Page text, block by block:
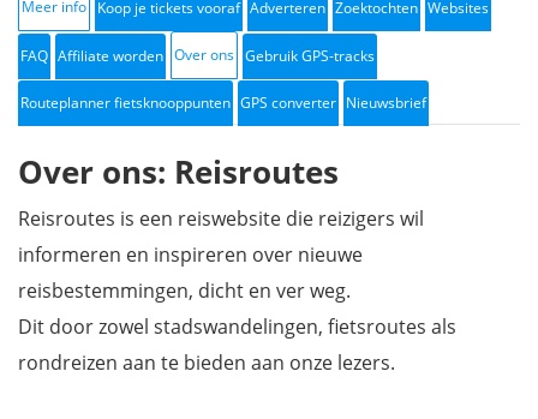
Meer info Koop je tickets vooraf Adverteren Zoektochten Websites
FAQ Affiliate worden Over ons Gebruik GPS-tracks
Routeplanner fietsknooppunten GPS converter Nieuwsbrief
Over ons: Reisroutes
Reisroutes is een reiswebsite die reizigers wil
informeren en inspireren over nieuwe
reisbestemmingen, dicht en ver weg.
Dit door zowel stadswandelingen, fietsroutes als
rondreizen aan te bieden aan onze lezers.